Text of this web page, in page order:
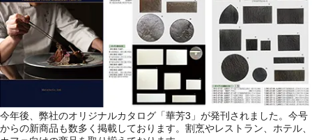
今年後、弊社のオリジナルカタログ「華芳3」が発刊されました。今号
からの新商品も数多く掲載しております。割烹やレストラン、ホテル、